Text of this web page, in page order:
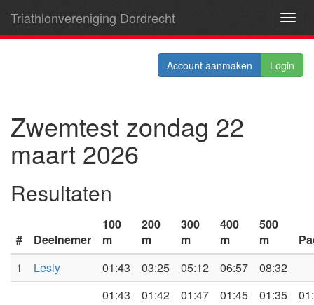
Triathlonvereniging Dordrecht
Account aanmaken Login
Zwemtest zondag 22
maart 2026
Resultaten
# Deelnemer
100
m
200
m
300
m
400
m
500
m
1
Lesly 01:43 03:25 05:12 06:57
08:32
01:43
01:42 01:47 01:45 01:35